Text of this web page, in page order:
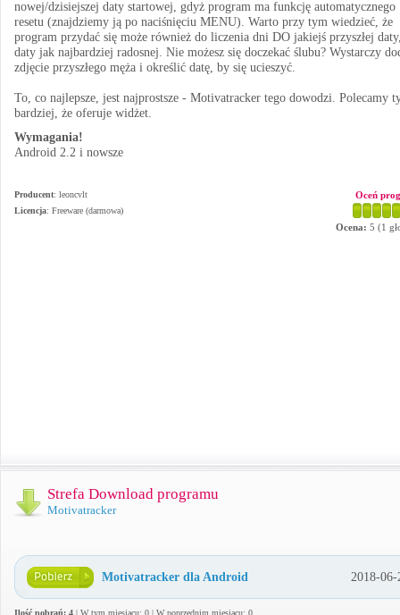
nowej/dzisiejszej daty startowej, gdyż program ma funkcję automatycznego
resetu (znajdziemy ją po naciśnięciu MENU). Warto przy tym wiedzieć, że
program przydać się może również do liczenia dni DO jakiejś przyszłej
daty jak najbardziej radosnej. Nie możesz się doczekać ślubu? Wystarczy
zdjęcie przyszłego męża i określić datę, by się ucieszyć.
To, co najlepsze, jest najprostsze - Motivatracker tego dowodzi. Polecamy
bardziej, że oferuje widżet.
Wymagania!
Android 2.2 i nowsze
Producent: leoncvlt
Licencja: Freeware (darmowa)
Oceń
Ocena: 5 (1
Strefa Download programu
Motivatracker
Motivatracker dla Android 2018-06-
Ilość pobrań: 4 | W tym miesiącu: 0 | W poprzednim miesiącu: 0